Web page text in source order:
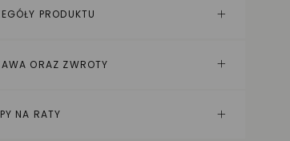
PRODUKTU
ORAZ ZWROTY
NA RATY